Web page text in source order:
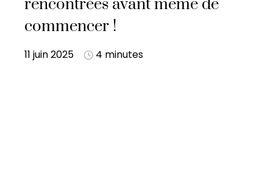
rencontrées avant même de
commencer !
11 juin 2025 4 minutes